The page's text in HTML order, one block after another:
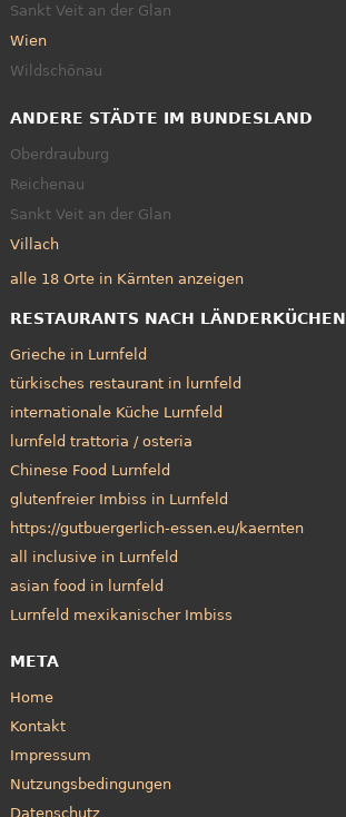
Sankt Veit an der Glan
Wien
Wildschönau
ANDERE STÄDTE IM BUNDESLAND
Oberdrauburg
Reichenau
Sankt Veit an der Glan
Villach
alle 18 Orte in Kärnten anzeigen
RESTAURANTS NACH LÄNDERKÜCHEN
Grieche in Lurnfeld
türkisches restaurant in lurnfeld
internationale Küche Lurnfeld
lurnfeld trattoria / osteria
Chinese Food Lurnfeld
glutenfreier Imbiss in Lurnfeld
https://gutbuergerlich-essen.eu/kaernten
all inclusive in Lurnfeld
asian food in lurnfeld
Lurnfeld mexikanischer Imbiss
META
Home
Kontakt
Impressum
Nutzungsbedingungen
Datenschutz